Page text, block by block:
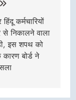
कर्मचार‍ियों
से निकालने वाला
इस शपथ को
बोर्ड ने